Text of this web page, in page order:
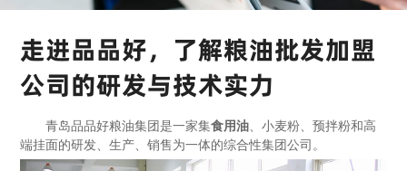
走进品品好，了解粮油批发加盟
公司的研发与技术实力
青岛品品好粮油集团是一家集食用油 、小麦粉、预拌粉和高
端挂面的研发、生产、销售为一体的综合性集团公司。